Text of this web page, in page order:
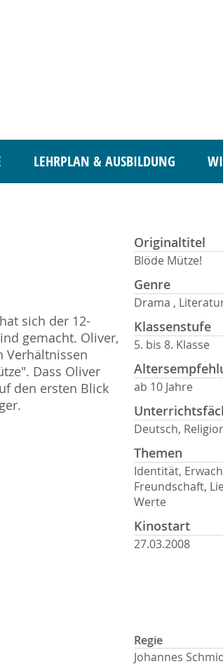
LEHRPLAN & AUSBILDUNG
sich der 12-
gemacht. Oliver,
Verhältnissen
Dass Oliver
den ersten Blick
Originaltitel
Blöde Mütze!
Genre
Drama ,
Klassenstufe
5. bis 8. Klasse
ab 10 Jahre
Deutsch,
Themen
Identität,
Freundschaft,
Werte
Kinostart
27.03.2008
Regie
Johannes